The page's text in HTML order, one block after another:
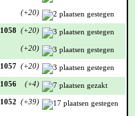
(+20)
1058 (+20)
(+20)
1057 (+20)
1056 (+4)
1052 (+39)